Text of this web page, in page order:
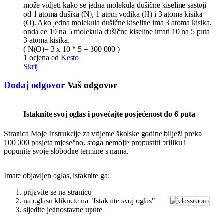
može vidjeti kako se jedna molekula dušične kiseline sastoji
od 1 atoma dušika (N), 1 atom vodika (H) i 3 atoma kisika
(O). Ako jedna molekula dušične kiseline ima 3 atoma kisika,
onda ce 10 na 5 molekula dušične kiseline imati 10 na 5 puta
3 atoma kisika.
( N(O)= 3 x 10 * 5 = 300 000 )
1 ocjena od Kesto
Skrij
Dodaj odgovor Vaš odgovor
Istaknite svoj oglas i povećajte posjećenost do 6 puta
Stranica Moje Instrukcije za vrijeme školske godine bilježi preko
100 000 posjeta mjesečno, stoga nemojte propustiti priliku i
popunite svoje slobodne termine s nama.
Imate objavljen oglas, istaknite ga:
prijavite se na stranicu
na oglasu kliknete na "Istaknite svoj oglas"
sljedite jednostavne upute